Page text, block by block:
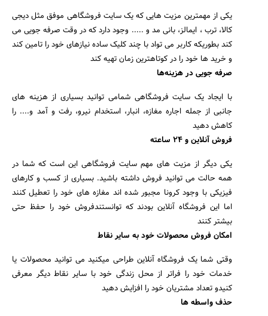
یکی از مهمترین مزیت هایی که یک سایت فروشگاهی موفق مثل دیجی
کالا، ترب ، ایمالز، بانی مد و ..... وجود دارد که در وقت صرفه جویی می
کند بطوریکه کاربر می تواد با چند کلیک ساده نیازهای خود را تامین کند
و خرید ها خود را در کوتاهترین زمان تهیه کند
صرفه جویی در هزینه‌ها
با ایجاد یک سایت فروشگاهی شمامی توانید بسیاری از هزینه های
جانبی از جمله اجاره مغازه، انبار، استخدام نیرو، رفت و آمد و.... را
کاهش دهید
فروش آنلاین و 24 ساعته
یکی دیگر از مزیت های مهم سایت فروشگاهی این است که شما در
همه حالت می توانید فروش داشته باشید. بسیاری از کسب و کارهای
فیزیکی با وجود کرونا مجبور شده اند مغازه های خود را تعطیل کنند
اما این فروشگاه آنلاین بودند که توانستندفروش خود را حفظ حتی
بیشتر کنند
امکان فروش محصولات خود به سایر نقاط
وقتی شما یک فروشگاه آنلاین طراحی میکنید می توانید محصولات یا
خدمات خود را فراتر از محل زندگی خود با سایر نقاط دیگر معرفی
کنیدو تعداد مشتریان خود را افزایش دهید
حذف واسطه ها